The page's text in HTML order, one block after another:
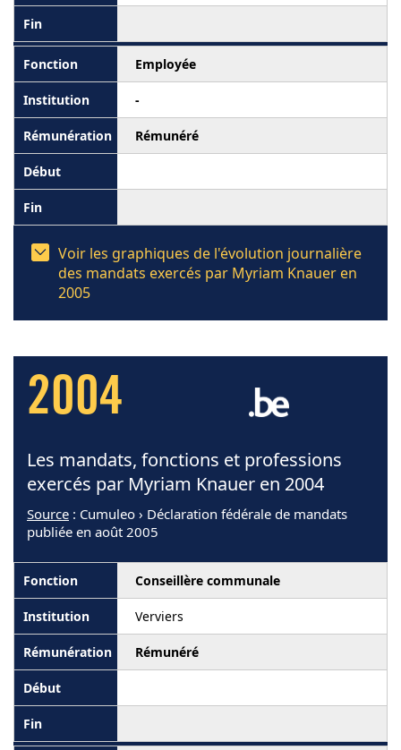
Employée
-
Rémunéré
Voir les graphiques de l'évolution journalière
des mandats exercés par Myriam Knauer en
2005
2004
Les mandats, fonctions et professions
exercés par Myriam Knauer en 2004
Source : Cumuleo › Déclaration fédérale de mandats
publiée en août 2005
Conseillère communale
Verviers
Rémunéré